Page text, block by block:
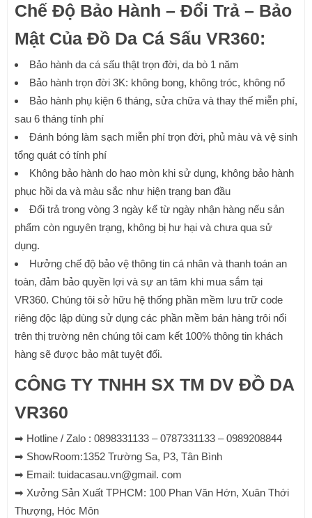
Chế Độ Bảo Hành – Đổi Trả – Bảo
Mật Của Đồ Da Cá Sấu VR360:
Bảo hành da cá sấu thật trọn đời, da bò 1 năm
Bảo hành trọn đời 3K: không bong, không tróc, không nổ
Bảo hành phụ kiện 6 tháng, sửa chữa và thay thế miễn phí,
sau 6 tháng tính phí
Đánh bóng làm sạch miễn phí trọn đời, phủ màu và vệ sinh
tổng quát có tính phí
Không bảo hành do hao mòn khi sử dụng, không bảo hành
phục hồi da và màu sắc như hiện trạng ban đầu
Đổi trả trong vòng 3 ngày kể từ ngày nhận hàng nếu sản
phẩm còn nguyên trạng, không bị hư hại và chưa qua sử
dụng.
Hưởng chế độ bảo vệ thông tin cá nhân và thanh toán an
toàn, đảm bảo quyền lợi và sự an tâm khi mua sắm tại
VR360. Chúng tôi sở hữu hệ thống phần mềm lưu trữ code
riêng độc lập dùng sử dụng các phần mềm bán hàng trôi nổi
trên thị trường nên chúng tôi cam kết 100% thông tin khách
hàng sẽ được bảo mật tuyệt đối.
CÔNG TY TNHH SX TM DV ĐỒ DA
VR360
➡ Hotline / Zalo : 0898331133 – 0787331133 – 0989208844
➡ ShowRoom:1352 Trường Sa, P3, Tân Bình
➡ Email: tuidacasau.vn@gmail. com
➡ Xưởng Sản Xuất TPHCM: 100 Phan Văn Hớn, Xuân Thới
Thượng, Hóc Môn